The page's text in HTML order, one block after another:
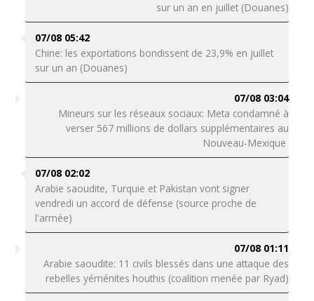
sur un an en juillet (Douanes)
07/08 05:42
Chine: les exportations bondissent de 23,9% en juillet
sur un an (Douanes)
07/08 03:04
Mineurs sur les réseaux sociaux: Meta condamné à
verser 567 millions de dollars supplémentaires au
Nouveau-Mexique
07/08 02:02
Arabie saoudite, Turquie et Pakistan vont signer
vendredi un accord de défense (source proche de
l'armée)
07/08 01:11
Arabie saoudite: 11 civils blessés dans une attaque des
rebelles yéménites houthis (coalition menée par Ryad)